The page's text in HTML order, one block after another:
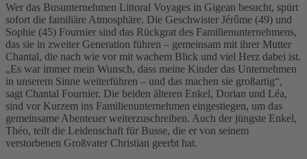
Wer das Busunternehmen Littoral Voyages in Gigean besucht, spürt
sofort die familiäre Atmosphäre. Die Geschwister Jérôme (49) und
Sophie (45) Fournier sind das Rückgrat des Familienunternehmens,
das sie in zweiter Generation führen – gemeinsam mit ihrer Mutter
Chantal, die nach wie vor mit wachem Blick und viel Herz dabei ist.
„Es war immer mein Wunsch, dass meine Kinder das Unternehmen
in unserem Sinne weiterführen – und das machen sie großartig“,
sagt Chantal Fournier. Die beiden älteren Enkel, Dorian und Léa,
sind vor Kurzem ins Familienunternehmen eingestiegen, um das
gemeinsame Abenteuer weiterzuschreiben. Auch der jüngste Enkel,
Théo, teilt die Leidenschaft für Busse, die er von seinem
verstorbenen Großvater Christian geerbt hat.